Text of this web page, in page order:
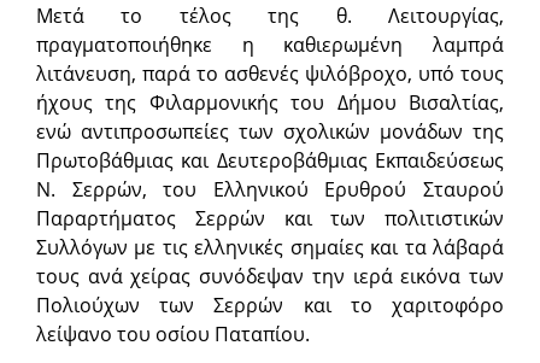
Μετά το τέλος της θ. Λειτουργίας,
πραγματοποιήθηκε η καθιερωμένη λαμπρά
λιτάνευση, παρά το ασθενές ψιλόβροχο, υπό τους
ήχους της Φιλαρμονικής του Δήμου Βισαλτίας,
ενώ αντιπροσωπείες των σχολικών μονάδων της
Πρωτοβάθμιας και Δευτεροβάθμιας Εκπαιδεύσεως
Ν. Σερρών, του Ελληνικού Ερυθρού Σταυρού
Παραρτήματος Σερρών και των πολιτιστικών
Συλλόγων με τις ελληνικές σημαίες και τα λάβαρά
τους ανά χείρας συνόδεψαν την ιερά εικόνα των
Πολιούχων των Σερρών και το χαριτοφόρο
λείψανο του οσίου Παταπίου.